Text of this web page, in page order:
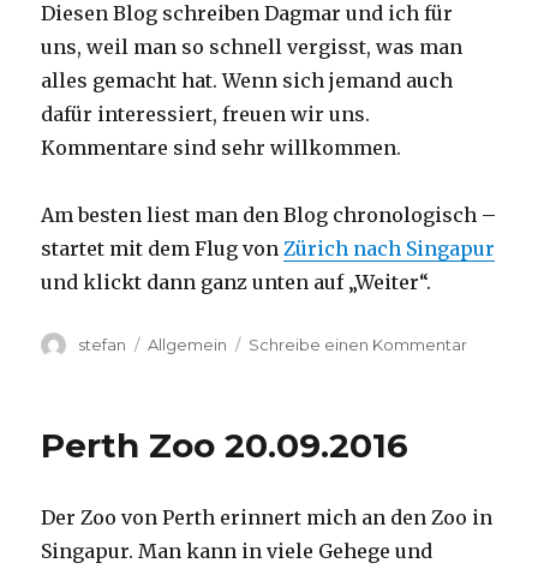
Diesen Blog schreiben Dagmar und ich für
uns, weil man so schnell vergisst, was man
alles gemacht hat. Wenn sich jemand auch
dafür interessiert, freuen wir uns.
Kommentare sind sehr willkommen.
Am besten liest man den Blog chronologisch –
startet mit dem Flug vonZürich nach Singapur
und klickt dann ganz unten auf „Weiter“.
Autor
stefan Kategorien
Allgemein Schreibe einen Kommentarzu
Perth
Perth Zoo 20.09.2016
Der Zoo von Perth erinnert mich an den Zoo in
Singapur. Man kann in viele Gehege und